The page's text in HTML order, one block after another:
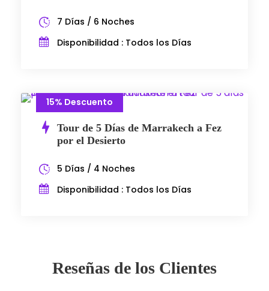
7 Días / 6 Noches
Disponibilidad : Todos los Días
15% Descuento
Tour de 5 Días de Marrakech a Fez
por el Desierto
5 Días / 4 Noches
Disponibilidad : Todos los Días
Reseñas de los Clientes